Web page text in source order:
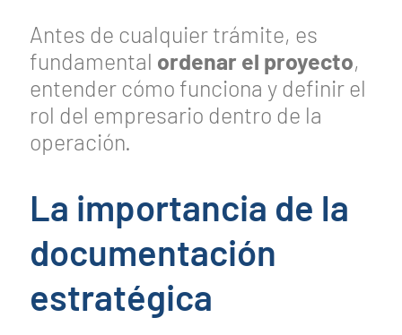
Antes de cualquier trámite, es
fundamental ordenar el proyecto,
entender cómo funciona y definir el
rol del empresario dentro de la
operación.
La importancia de la
documentación
estratégica